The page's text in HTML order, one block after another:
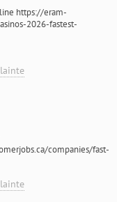
https://eram-
2026-fastest-
companies/fast-